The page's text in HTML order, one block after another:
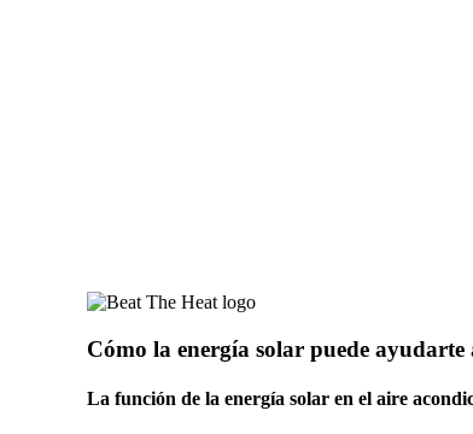
Cómo la energía solar puede
La función de la energía solar en el aire